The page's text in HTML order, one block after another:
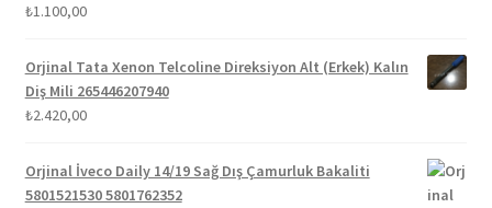
₺1.100,00
Orjinal Tata Xenon Telcoline Direksiyon Alt (Erkek) Kalın
Diş Mili 265446207940
₺2.420,00
Orjinal İveco Daily 14/19 Sağ Dış Çamurluk Bakaliti
5801521530 5801762352